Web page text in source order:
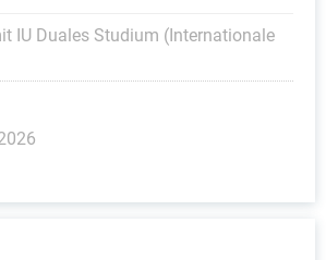
IU Duales Studium (Internationale